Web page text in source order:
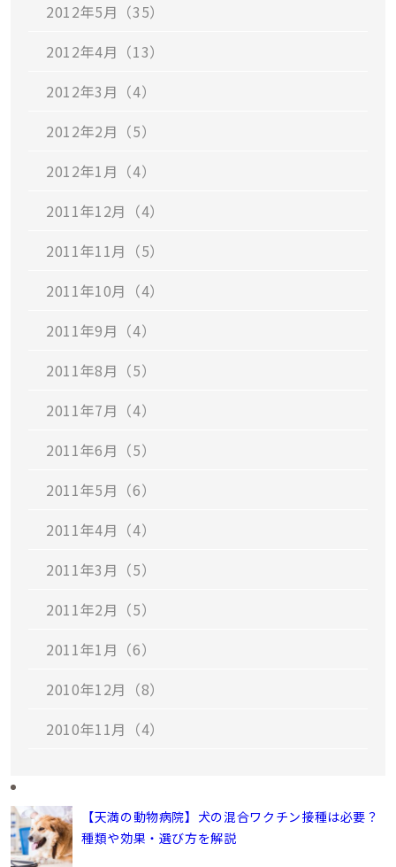
2012年5月（35）
2012年4月（13）
2012年3月（4）
2012年2月（5）
2012年1月（4）
2011年12月（4）
2011年11月（5）
2011年10月（4）
2011年9月（4）
2011年8月（5）
2011年7月（4）
2011年6月（5）
2011年5月（6）
2011年4月（4）
2011年3月（5）
2011年2月（5）
2011年1月（6）
2010年12月（8）
2010年11月（4）
【天満の動物病院】犬の混合ワクチン接種は必要？
種類や効果・選び方を解説